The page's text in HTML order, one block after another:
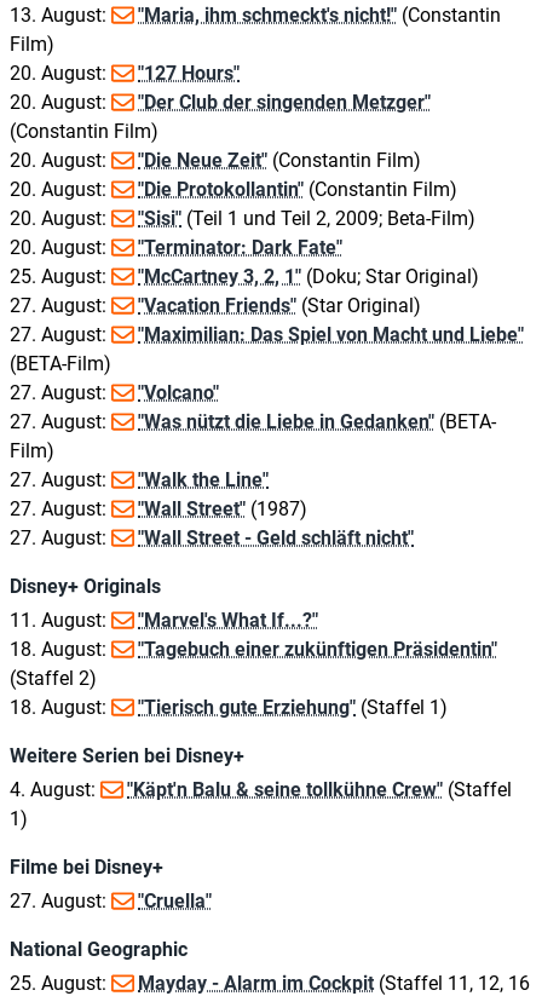
13. August:
"Maria, ihm schmeckt's nicht!" (Constantin
Film)
20. August:
"127 Hours"
20. August:
"Der Club der singenden Metzger"
(Constantin Film)
20. August:
"Die Neue Zeit" (Constantin Film)
20. August:
"Die Protokollantin" (Constantin Film)
20. August:
"Sisi" (Teil 1 und Teil 2, 2009; Beta-Film)
20. August:
"Terminator: Dark Fate"
25. August:
"McCartney 3, 2, 1" (Doku; Star Original)
27. August:
"Vacation Friends" (Star Original)
27. August:
"Maximilian: Das Spiel von Macht und Liebe"
(BETA-Film)
27. August:
"Volcano"
27. August:
"Was nützt die Liebe in Gedanken" (BETA-
Film)
27. August:
"Walk the Line"
27. August:
"Wall Street" (1987)
27. August:
"Wall Street - Geld schläft nicht"
Disney+ Originals
11. August:
"Marvel's What If...?"
18. August:
"Tagebuch einer zukünftigen Präsidentin"
(Staffel 2)
18. August:
"Tierisch gute Erziehung" (Staffel 1)
Weitere Serien bei Disney+
4. August:
"Käpt'n Balu & seine tollkühne Crew" (Staffel
1)
Filme bei Disney+
27. August:
"Cruella"
National Geographic
25. August:
Mayday - Alarm im Cockpit (Staffel 11, 12, 16